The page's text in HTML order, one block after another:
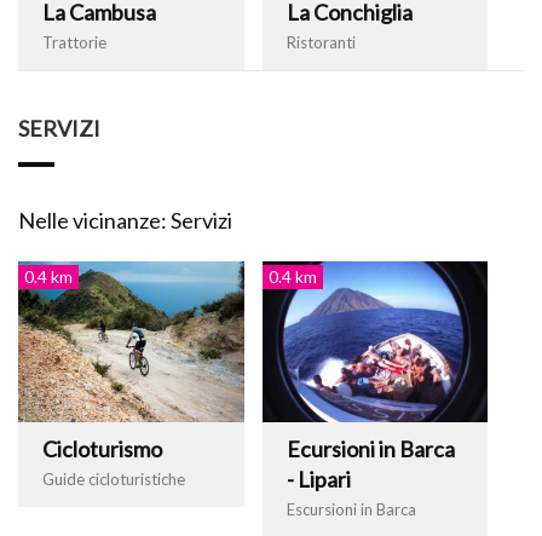
La Cambusa
Trattorie
La Conchiglia
Ristoranti
SERVIZI
Nelle vicinanze: Servizi
0.4 km
Cicloturismo
Guide cicloturistiche
0.4 km
Ecursioni in Barca
- Lipari
Escursioni in Barca